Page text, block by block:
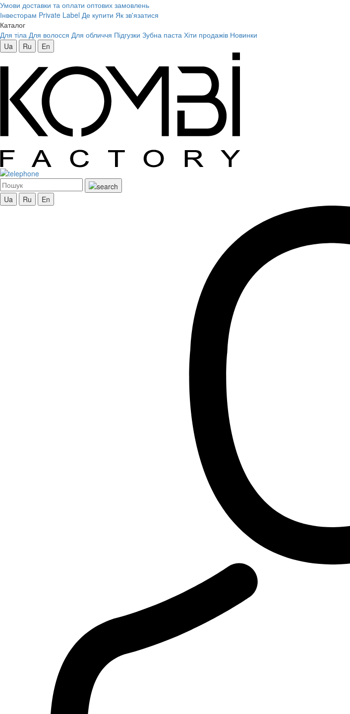
Умови доставки та оплати оптових замовлень
Інвесторам Private Label Де купити Як зв'язатися
Каталог
Для тіла Для волосся Для обличчя Підгузки Зубна паста Хіти продажів Новинки
Ua
Ru En
Ua Ru En